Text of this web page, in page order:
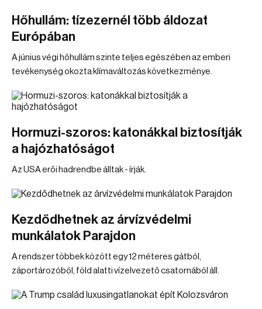
Hőhullám: tízezernél több áldozat
Európában
A június végi hőhullám szinte teljes egészében az emberi
tevékenység okozta klímaváltozás következménye.
Hormuzi-szoros: katonákkal biztosítják
a hajózhatóságot
Az USA erői hadrendbe álltak - írják.
Kezdődhetnek az árvízvédelmi
munkálatok Parajdon
A rendszer többek között egy 12 méteres gátból,
záportározóból, föld alatti vízelvezető csatornából áll.